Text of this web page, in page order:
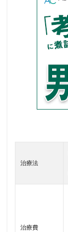
治療法
治療費